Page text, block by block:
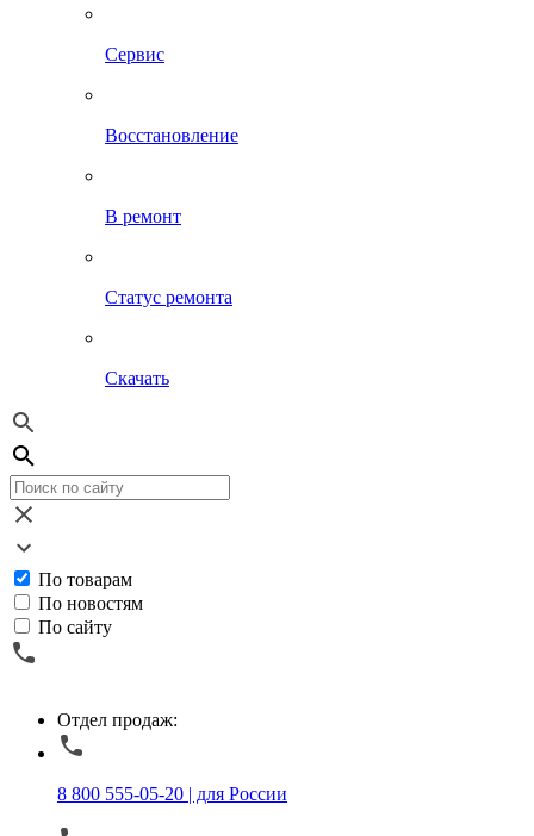
Сервис
Восстановление
В ремонт
Статус ремонта
Скачать
По товарам
По новостям
По сайту
Отдел продаж:
8 800 555-05-20 | для России